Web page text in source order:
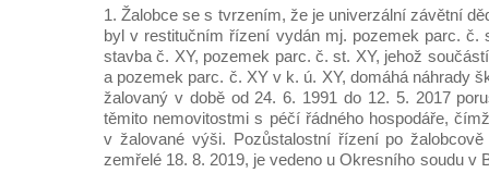
1. Žalobce se s tvrzením, že je univerzální závětní
byl v restitučním řízení vydán mj. pozemek parc. č.
stavba č. XY, pozemek parc. č. st. XY, jehož
a pozemek parc. č. XY v k. ú. XY, domáhá náhrady
žalovaný v době od 24. 6. 1991 do 12. 5. 2017
těmito nemovitostmi s péčí řádného hospodáře,
v žalované výši. Pozůstalostní řízení po
zemřelé 18. 8. 2019, je vedeno u Okresního soudu v